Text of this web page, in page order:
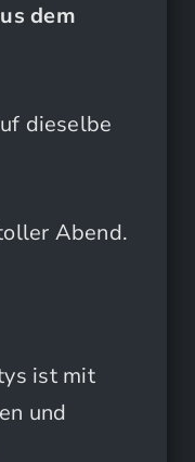
dem
dieselbe
Abend.
ist mit
und